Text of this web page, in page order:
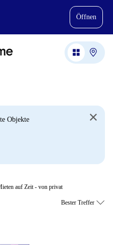
Öffnen
Objekte
auf Zeit - von privat